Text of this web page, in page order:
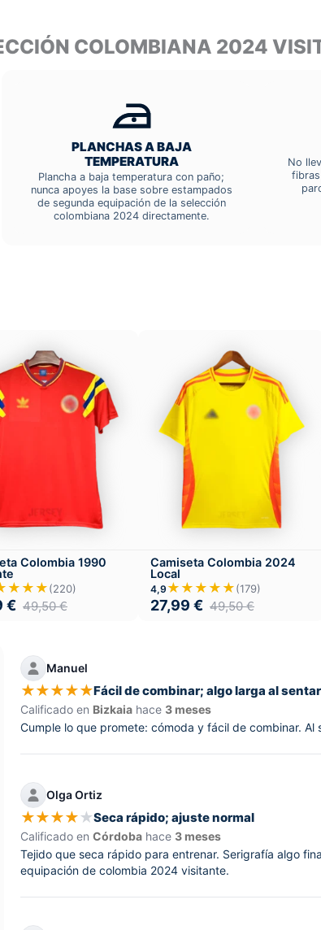
COLOMBIANA 2024
PLANCHAS A BAJA
TEMPERATURA
Plancha a baja temperatura con paño;
nunca apoyes la base sobre estampados
de segunda equipación de la selección
colombiana 2024 directamente.
No
Colombia 1990
(220)
€ 49,50€
Camiseta Colombia 2024
Local
4,9 ★★★★★(179)
27,99 € 49,50€
Manuel
★★★★★Fácil de combinar; algo larga al sentar
Calificado en Bizkaia hace 3 meses
Cumple lo que promete: cómoda y fácil de combinar.
Olga Ortiz
★★★★★Seca rápido; ajuste normal
Calificado enCórdoba hace 3 meses
Tejido que seca rápido para entrenar. Serigrafía algo
equipación de colombia 2024 visitante.